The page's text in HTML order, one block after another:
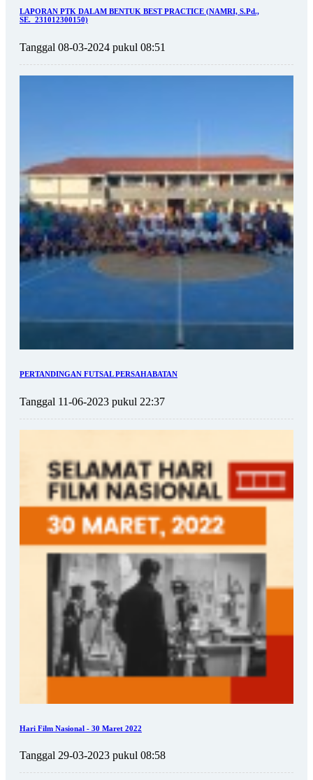
LAPORAN PTK DALAM BENTUK BEST PRACTICE (NAMRI, S.Pd.,
SE._231012300150)
Tanggal 08-03-2024 pukul 08:51
PERTANDINGAN FUTSAL PERSAHABATAN
Tanggal 11-06-2023 pukul 22:37
Hari Film Nasional - 30 Maret 2022
Tanggal 29-03-2023 pukul 08:58